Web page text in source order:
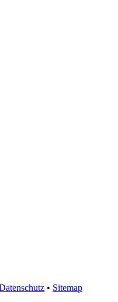
• Sitemap